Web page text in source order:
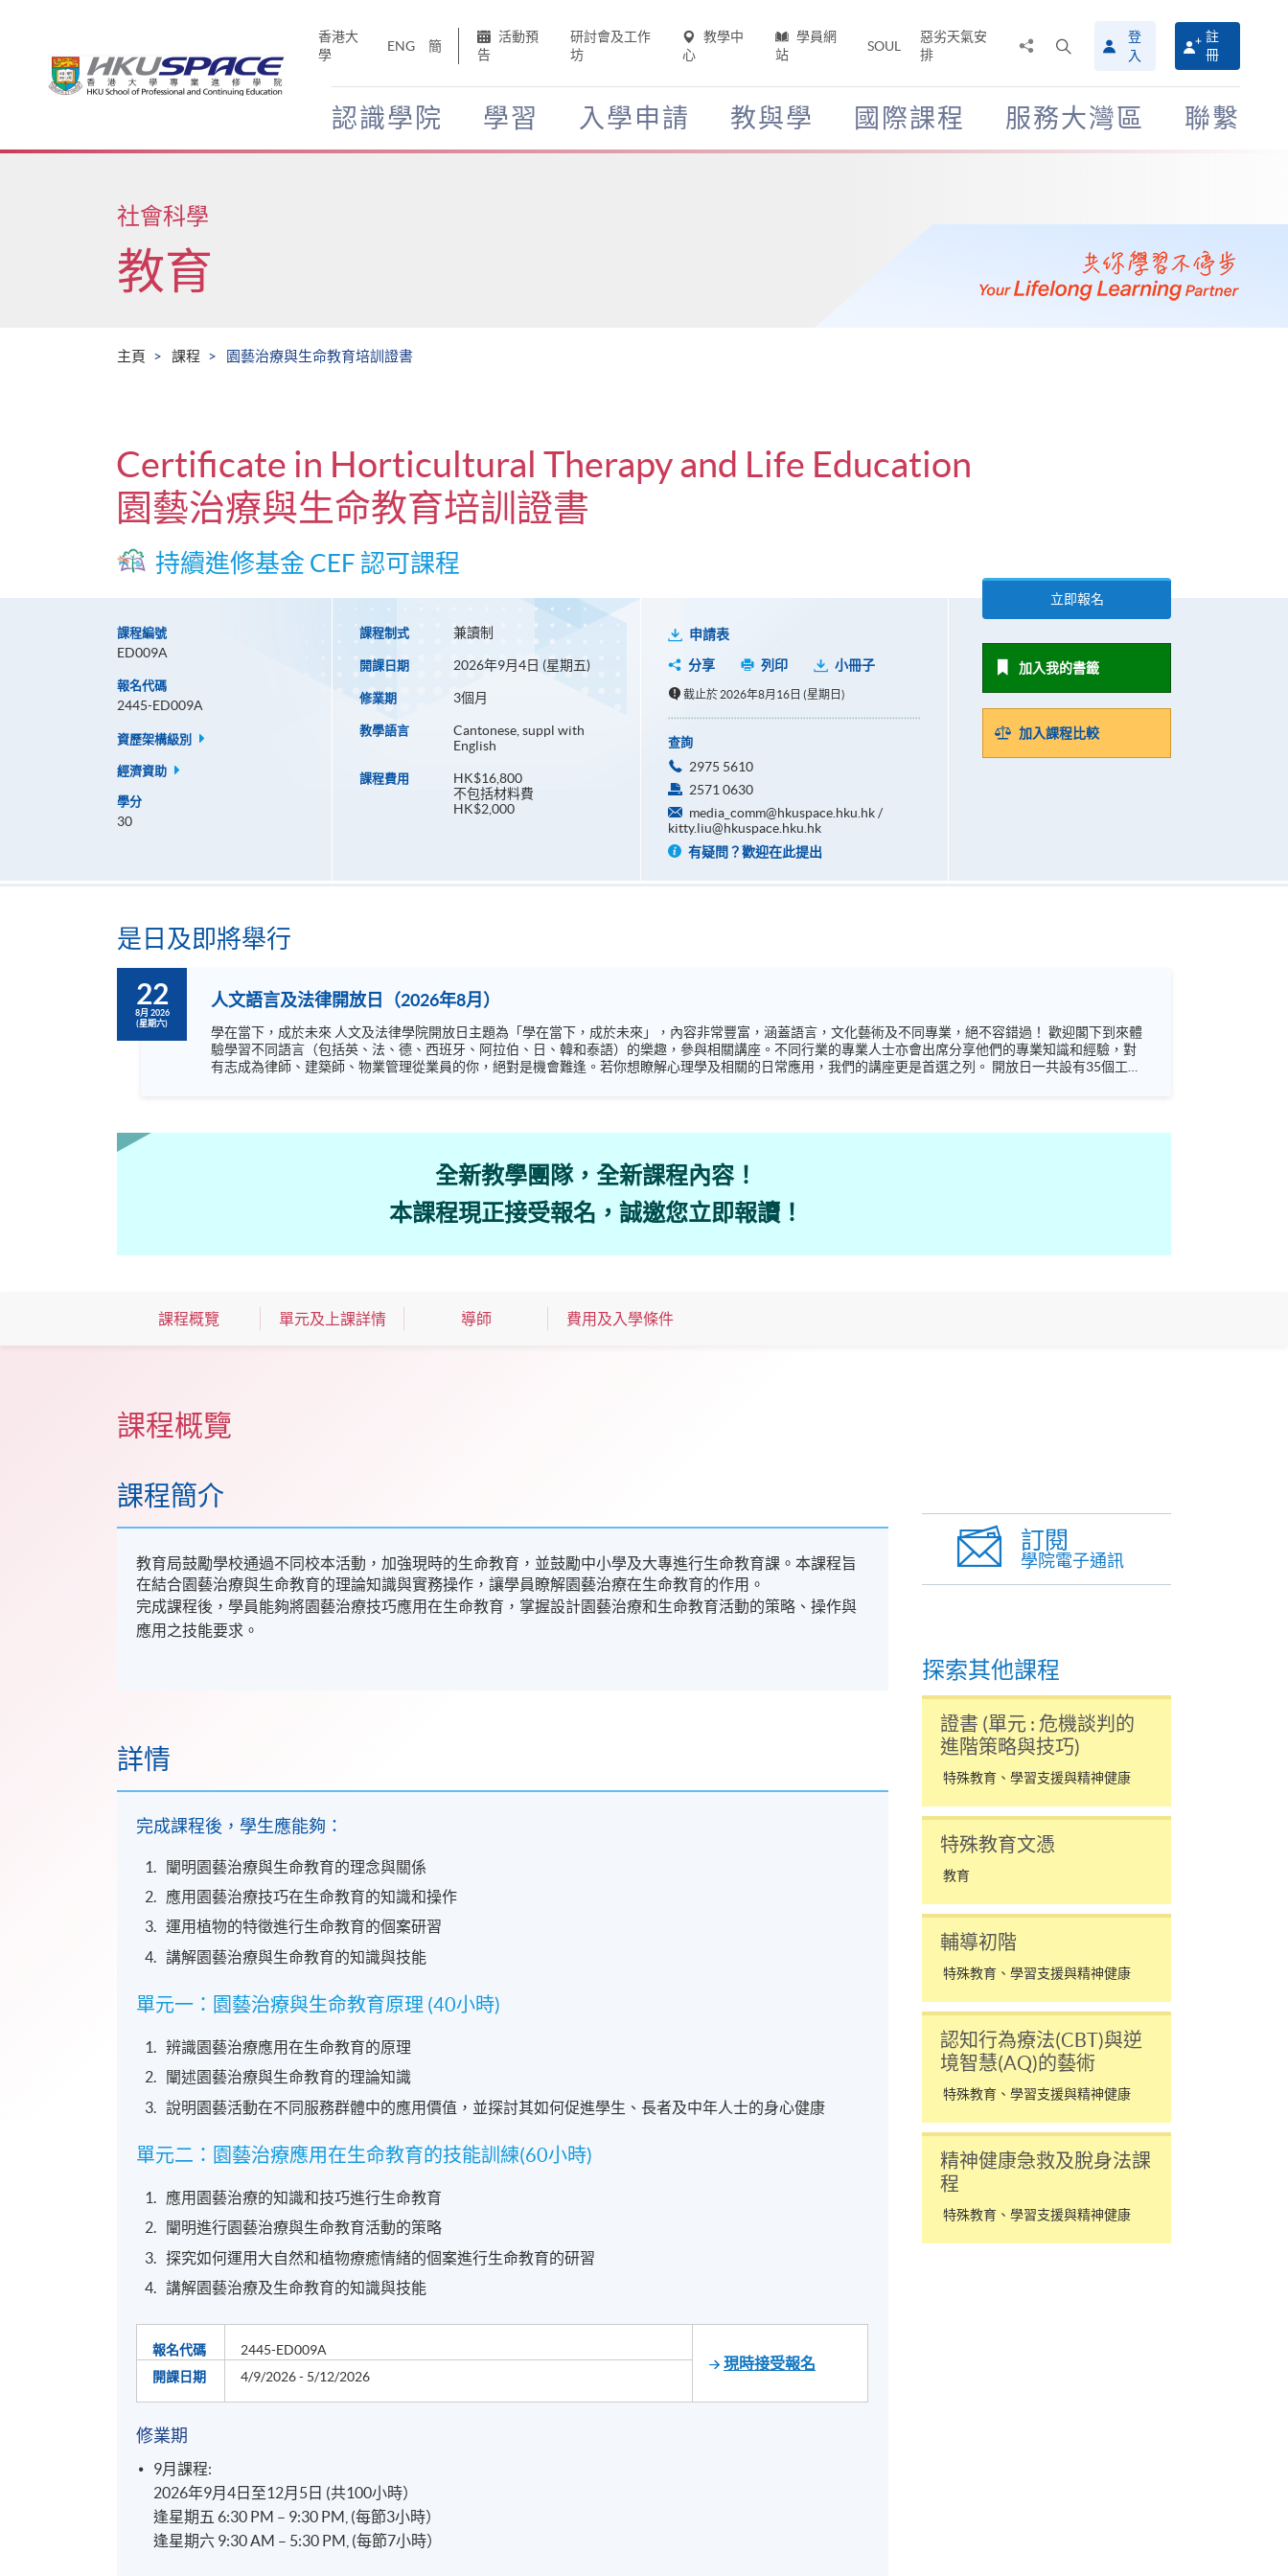
香港大
學
ENG 簡
活動預
告
研討會及工作
坊
教學中
心
學員網
站
SOUL
惡劣天氣安
排
搜
尋
介
面
登
入
註
冊
認識學院 學習 入學申請 教與學 國際課程 服務大灣區 聯繫
Main
社會科學
教育
主頁 課程 園藝治療與生命教育培訓證書
Certificate in Horticultural Therapy and Life Education
園藝治療與生命教育培訓證書
持續進修基金 CEF 認可課程
課程編號
ED009A
報名代碼
2445-ED009A
資歷架構級別
經濟資助
學分
30
課程制式 兼讀制
開課日期 2026年9月4日 (星期五)
修業期 3個月
教學語言
Cantonese, suppl with
English
課程費用
HK$16,800
不包括材料費
HK$2,000
申請表
分享
列印 小冊子
截止於 2026年8月16日 (星期日)
查詢
2975 5610
2571 0630
media_comm@hkuspace.hku.hk /
kitty.liu@hkuspace.hku.hk
有疑問？歡迎在此提出
立即報名
加入我的書籤
加入課程比較
是日及即將舉行
22
8月 2026
(星期六)
人文語言及法律開放日（2026年8月）
學在當下，成於未來 人文及法律學院開放日主題為「學在當下，成於未來」，內容非常豐富，涵蓋語言，文化藝術及不同專業，絕不容錯過！ 歡迎閣下到來體
驗學習不同語言（包括英、法、德、西班牙、阿拉伯、日、韓和泰語）的樂趣，參與相關講座。不同行業的專業人士亦會出席分享他們的專業知識和經驗，對
有志成為律師、建築師、物業管理從業員的你，絕對是機會難逢。若你想瞭解心理學及相關的日常應用，我們的講座更是首選之列。 開放日一共設有35個工作
全新教學團隊，全新課程內容！
本課程現正接受報名，誠邀您立即報讀！
課程概覽 單元及上課詳情 導師 費用及入學條件
課程概覽
課程簡介
教育局鼓勵學校通過不同校本活動，加強現時的生命教育，並鼓勵中小學及大專進行生命教育課。本課程旨
在結合園藝治療與生命教育的理論知識與實務操作，讓學員瞭解園藝治療在生命教育的作用。
完成課程後，學員能夠將園藝治療技巧應用在生命教育，掌握設計園藝治療和生命教育活動的策略、操作與
應用之技能要求。
詳情
完成課程後，學生應能夠：
闡明園藝治療與生命教育的理念與關係
應用園藝治療技巧在生命教育的知識和操作
運用植物的特徵進行生命教育的個案研習
講解園藝治療與生命教育的知識與技能
單元一：園藝治療與生命教育原理 (40小時)
辨識園藝治療應用在生命教育的原理
闡述園藝治療與生命教育的理論知識
說明園藝活動在不同服務群體中的應用價值，並探討其如何促進學生、長者及中年人士的身心健康
單元二：園藝治療應用在生命教育的技能訓練(60小時)
應用園藝治療的知識和技巧進行生命教育
闡明進行園藝治療與生命教育活動的策略
探究如何運用大自然和植物療癒情緒的個案進行生命教育的研習
講解園藝治療及生命教育的知識與技能
報名代碼 2445-ED009A
現時接受報名
開課日期 4/9/2026 - 5/12/2026
修業期
9月課程:
2026年9月4日至12月5日 (共100小時）
逢星期五 6:30 PM – 9:30 PM, (每節3小時）
逢星期六 9:30 AM – 5:30 PM, (每節7小時）
訂閱
學院電子通訊
探索其他課程
證書 (單元 : 危機談判的
進階策略與技巧)
特殊教育、學習支援與精神健康
特殊教育文憑
教育
輔導初階
特殊教育、學習支援與精神健康
認知行為療法(CBT)與逆
境智慧(AQ)的藝術
特殊教育、學習支援與精神健康
精神健康急救及脫身法課
程
特殊教育、學習支援與精神健康